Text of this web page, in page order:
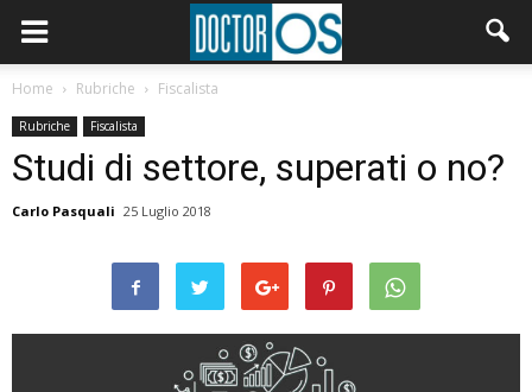
Home Rubriche Fiscalista
Rubriche Fiscalista
Studi di settore, superati o no?
Carlo Pasquali 25 Luglio 2018